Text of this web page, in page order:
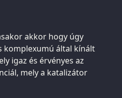
akkor hogy úgy
komplexumú által kínált
igaz és érvényes az
mely a katalizátor